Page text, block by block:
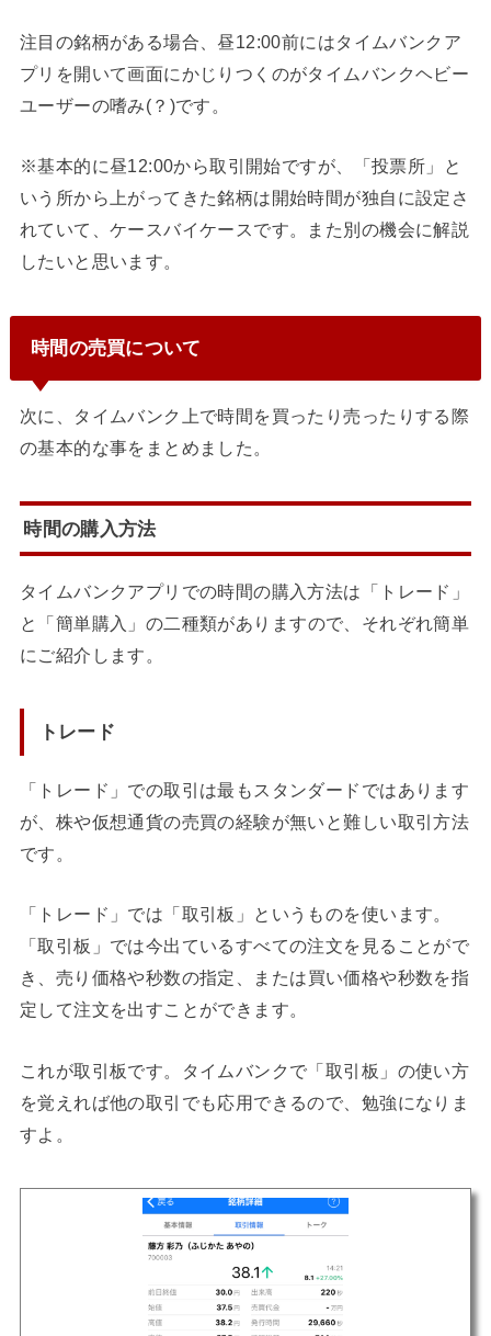
注目の銘柄がある場合、昼12:00前にはタイムバンクア
プリを開いて画面にかじりつくのがタイムバンクヘビー
ユーザーの嗜み(？)です。
※基本的に昼12:00から取引開始ですが、「投票所」と
いう所から上がってきた銘柄は開始時間が独自に設定さ
れていて、ケースバイケースです。また別の機会に解説
したいと思います。
時間の売買について
次に、タイムバンク上で時間を買ったり売ったりする際
の基本的な事をまとめました。
時間の購入方法
タイムバンクアプリでの時間の購入方法は 「トレード」
と「簡単購入」 の二種類がありますので、それぞれ簡単
にご紹介します。
トレード
「トレード」での取引は最もスタンダードではあります
が、株や仮想通貨の売買の経験が無いと難しい取引方法
です。
「トレード」では「取引板」というものを使います。
「取引板」では今出ているすべての注文を見ることがで
き、 売り価格や秒数の指定、または買い価格や秒数を指
定して注文を出すことができます。
これが取引板です。タイムバンクで「取引板」の使い方
を覚えれば他の取引でも応用できるので、勉強になりま
すよ。